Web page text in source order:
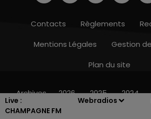
Live :
CHAMPAGNE FM
Webradios
Contacts Règlements
Mentions Légales
Gestion
Plan du site
Archives 2026 2025 2024